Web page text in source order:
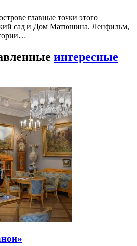
главные точки этого
сад и Дом Матюшина. Ленфильм,
интересные